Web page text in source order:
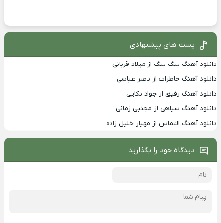
پست های پیشنهادی
دانلود آهنگ بنگ بنگ از میلاد قربانی
دانلود آهنگ خاطرات از ناصر عباسی
دانلود آهنگ رفیق از جواد نکایی
دانلود آهنگ سیاهی از مجتبی زمانی
دانلود آهنگ التماس از مهیار خلیل زاده
دیدگاه خود را بگذارید